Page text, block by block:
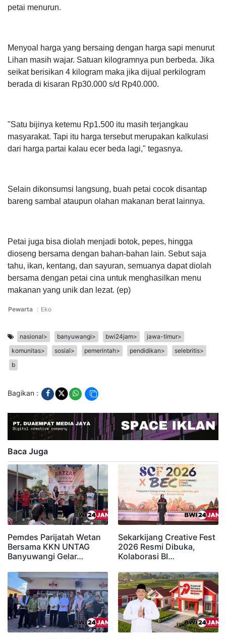
petai menurun.
Menyoal harga yang bersaing dengan harga sapi menurut
Lihan masih wajar. Satuan kilogramnya pun berbeda. Jika
seikat berisikan 4 kilogram maka jika dijual perkilogram
berada di kisaran Rp30.000 s/d Rp40.000.
"Satu bijinya ketemu Rp1.500 itu masih terjangkau
masyarakat. Tapi itu harga tersebut merupakan kalkulasi
dari harga partai kalau ecer beda lagi," tegasnya.
Selain dikonsumsi langsung, buah petai cocok disantap
bareng sambal ataupun olahan makanan berat lainnya.
Petai juga bisa diolah menjadi botok, pepes, hingga
dioseng bersama dengan bahan-bahan lain. Sebut saja
tahu, ikan, kentang, dan sayuran, semuanya dapat diolah
bersama dengan petai cina untuk menghasilkan menu
makanan yang unik dan lezat. (ep)
Pewarta : Eko
nasional> banyuwangi> bwi24jam>
jawa-timur>
komunitas>
sosial> pemerintah> pendidikan>
selebritis>
b
Bagikan :
Baca Juga
Pemdes Parijatah Wetan
Bersama KKN UNTAG
Banyuwangi Gelar…
Sekarkijang Creative Fest
2026 Resmi Dibuka,
Kolaborasi BI…